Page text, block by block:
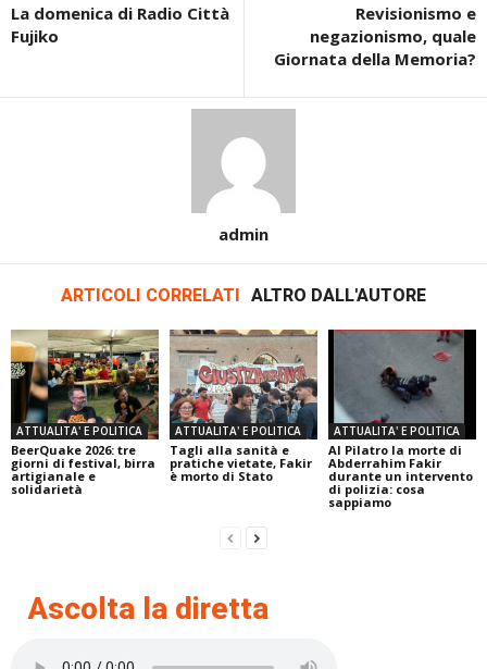
La domenica di Radio Città
Fujiko
Revisionismo e
negazionismo, quale
Giornata della Memoria?
admin
ARTICOLI CORRELATI ALTRO DALL'AUTORE
ATTUALITA' E POLITICA
BeerQuake 2026: tre
giorni di festival, birra
artigianale e
solidarietà
ATTUALITA' E POLITICA
Tagli alla sanità e
pratiche vietate, Fakir
è morto di Stato
ATTUALITA' E POLITICA
Al Pilatro la morte di
Abderrahim Fakir
durante un intervento
di polizia: cosa
sappiamo
Ascolta la diretta